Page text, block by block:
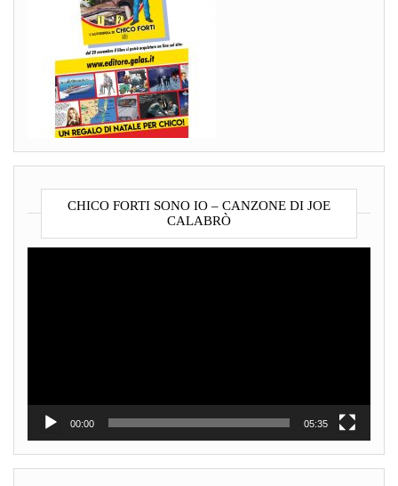
CHICO FORTI SONO IO – CANZONE DI JOE
CALABRÒ
00:00 05:35